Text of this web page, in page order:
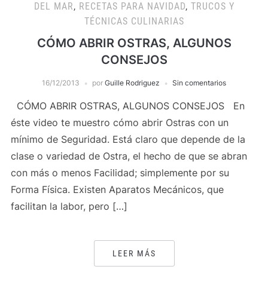
DEL MAR, RECETAS PARA NAVIDAD, TRUCOS Y
TÉCNICAS CULINARIAS
CÓMO ABRIR OSTRAS, ALGUNOS
CONSEJOS
16/12/2013 por Guille Rodriguez Sin comentarios
CÓMO ABRIR OSTRAS, ALGUNOS CONSEJOS En
éste video te muestro cómo abrir Ostras con un
mínimo de Seguridad. Está claro que depende de la
clase o variedad de Ostra, el hecho de que se abran
con más o menos Facilidad; simplemente por su
Forma Física. Existen Aparatos Mecánicos, que
facilitan la labor, pero […]
LEER MÁS